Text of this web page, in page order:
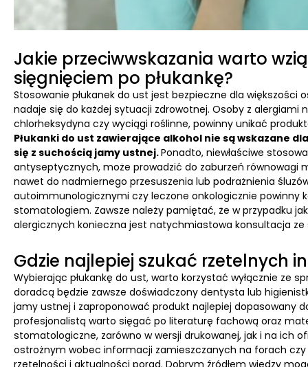
Jakie przeciwwskazania warto
sięgnięciem po płukankę?
Stosowanie płukanek do ust jest bezpieczne dla
nadaje się do każdej sytuacji zdrowotnej. Osoby z alergiami
chlorheksydyna czy wyciągi roślinne, powinny unikać
Płukanki do ust zawierające alkohol nie są wskazane
się z suchością jamy ustnej.Ponadto, niewłaściwe
antyseptycznych, może prowadzić do zaburzeń równowagi
nawet do nadmiernego przesuszenia lub podrażnienia
autoimmunologicznymi czy leczone onkologicznie powinny
stomatologiem. Zawsze należy pamiętać, że w przypadku
alergicznych konieczna jest natychmiastowa konsultacja ze
Gdzie najlepiej szukać rzetelnych
Wybierając płukankę do ust, warto korzystać wyłącznie ze
doradcą będzie zawsze doświadczony dentysta lub
jamy ustnej i zaproponować produkt najlepiej dopasowany
profesjonalistą warto sięgać po literaturę fachową oraz
stomatologiczne, zarówno w wersji drukowanej, jak i na ich
ostrożnym wobec informacji zamieszczanych na forach
rzetelności i aktualności porad. Dobrym źródłem wiedzy